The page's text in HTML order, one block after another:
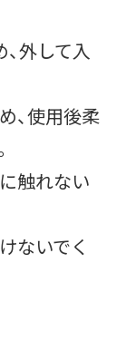
外して入
、使用後柔
触れない
ないでく